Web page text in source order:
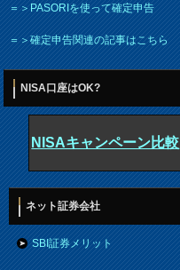
＝＞PASORIを使って確定申告
＝＞確定申告関連の記事はこちら
NISA口座はOK?
NISAキャンペーン比較
ネット証券会社
SBI証券メリット